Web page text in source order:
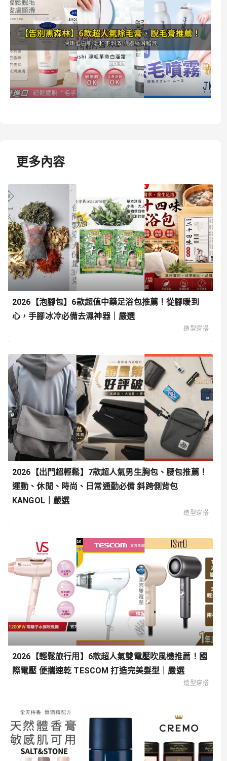
更多內容
2026【泡腳包】6款超值中藥足浴包推薦！從腳暖到
心，手腳冰冷必備去濕神器｜嚴選
造型穿搭
2026【出門超輕鬆】7款超人氣男生胸包、腰包推薦！
運動、休閒、時尚、日常通勤必備 斜跨側背包
KANGOL｜嚴選
造型穿搭
2026【輕鬆旅行用】6款超人氣雙電壓吹風機推薦！國
際電壓 便攜速乾 TESCOM 打造完美髮型｜嚴選
造型穿搭